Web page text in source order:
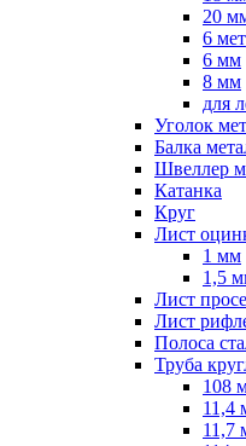
20
6
6 мм
8 мм
для
Уголок
Балка
Швеллер
Катанка
Круг
Лист
1 мм
1,5
Лист
Лист
Полоса
Труба
108
11,4
11,7